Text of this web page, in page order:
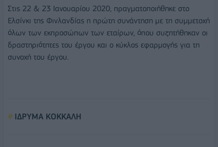
Στις 22 & 23 Ιανουαρίου 2020, πραγματοποιήθηκε στο
Ελσίνκι της Φινλανδίας η πρώτη συνάντηση με τη συμμετοχή
όλων των εκπροσώπων των εταίρων, όπου συζητήθηκαν οι
δραστηριότητες του έργου και ο κύκλος εφαρμογής για τη
συνοχή του έργου.
ΙΔΡΥΜΑ ΚΟΚΚΑΛΗ